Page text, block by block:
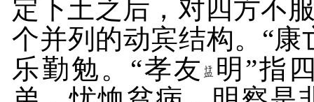
定下土之后，对四方不
个并列的动宾结构。“康
乐勤勉。“孝友 明”指